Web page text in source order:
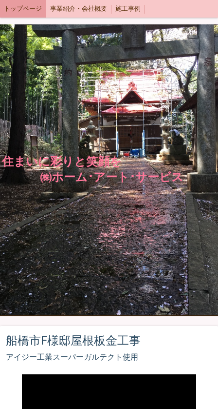
トップページ 事業紹介・会社概要 施工事例
住まいに彩りと笑顔を
㈱ホーム･アート･サービス
船橋市F様邸屋根板金工事
アイジー工業スーパーガルテクト使用